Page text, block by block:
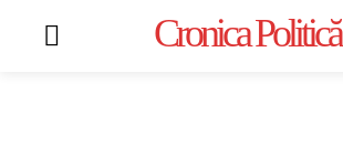
Cronica Politică